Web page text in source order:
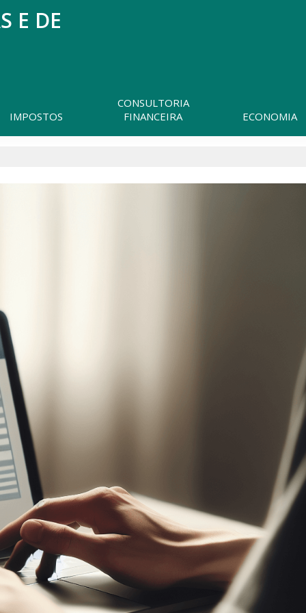
E DE
IMPOSTOS
CONSULTORIA
FINANCEIRA
ECONOMIA